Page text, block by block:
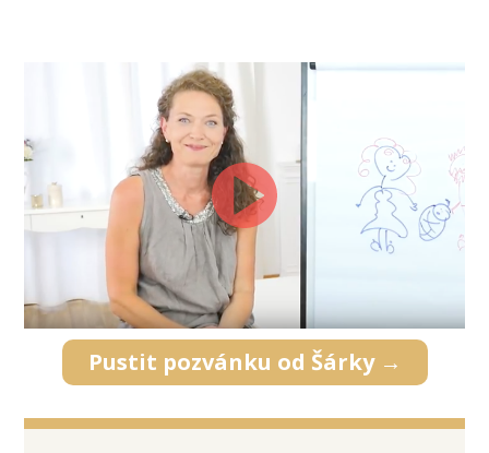
Pustit pozvánku od Šárky →